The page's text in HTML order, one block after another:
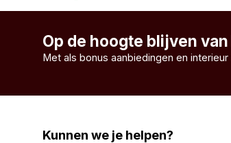
Op de hoogte blijven
Met als bonus aanbiedingen en interieur
Kunnen we je helpen?